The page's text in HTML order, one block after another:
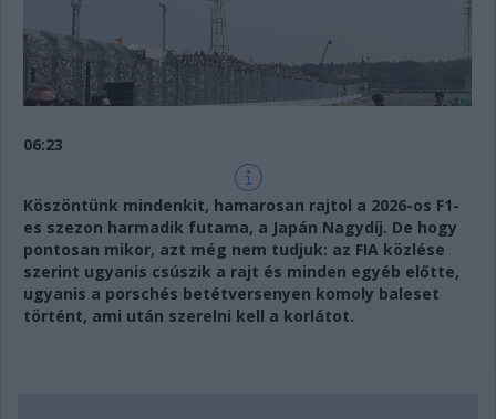
06:23
Köszöntünk mindenkit, hamarosan rajtol a 2026-os F1-
es szezon harmadik futama, a Japán Nagydíj. De hogy
pontosan mikor, azt még nem tudjuk: az FIA közlése
szerint ugyanis csúszik a rajt és minden egyéb előtte,
ugyanis a porschés betétversenyen komoly baleset
történt, ami után szerelni kell a korlátot.